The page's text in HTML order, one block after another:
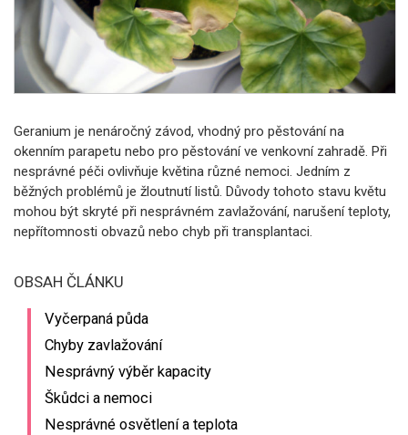
Geranium je nenáročný závod, vhodný pro pěstování na
okenním parapetu nebo pro pěstování ve venkovní zahradě. Při
nesprávné péči ovlivňuje květina různé nemoci. Jedním z
běžných problémů je žloutnutí listů. Důvody tohoto stavu květu
mohou být skryté při nesprávném zavlažování, narušení teploty,
nepřítomnosti obvazů nebo chyb při transplantaci.
OBSAH ČLÁNKU
Vyčerpaná půda
Chyby zavlažování
Nesprávný výběr kapacity
Škůdci a nemoci
Nesprávné osvětlení a teplota